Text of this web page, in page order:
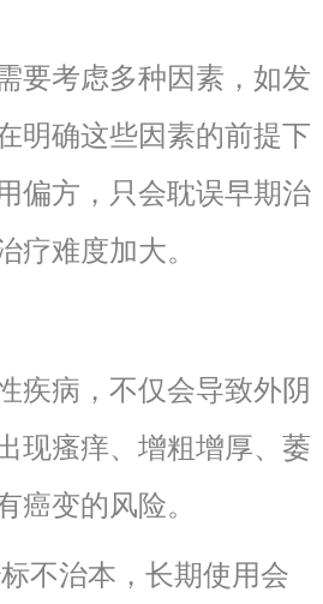
考虑多种因素，如发
明确这些因素的前提下
偏方，只会耽误早期治
疗难度加大。
病，不仅会导致外阴
现瘙痒、增粗增厚、萎
癌变的风险。
治本，长期使用会